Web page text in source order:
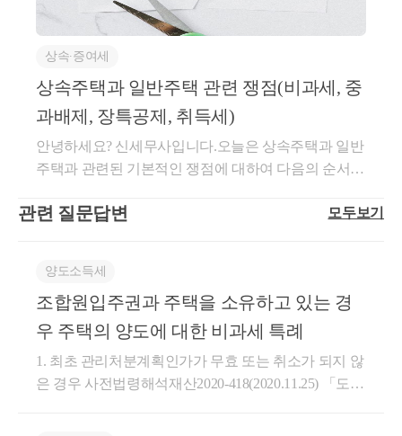
로 보게 되는 것입니다.
특히나 지금처럼 중과세가 확대되고 있는 상황에서
는
이 중과세 배제 또한 엄밀히 따져볼만한 규정입니다.
상속받은 주택을 보유하고 있는 경우,
요건에 잘 맞춘다면
기존 보유 주택도,
추후 상속 주택도,
상속세가 가산세와 함께추징될 수 있는 리스크가 있습
업을자녀에게 승계할 때는 많은 고민과 노력이 필요한
것 같습니다.그래도 어떤 특례 제도나 지원 사업 등이
다면시도해보는 것이 좋습니다.가장 큰 리스크는 무것
도 하지 않고,갑작스럽게 상속 등을 맞이하는 경우이
기 때문입니다.긴 글 읽어주셔서 감사합니다.상담이
필요하시면 아래로 연락주시면 됩니다.최혜경 세무사
때요긴하게 활용 될 수 있습니다.상속받은 주택 중과
유한 경우중과 배제 혜택이 있는지 살펴볼까요?155조
2항, 즉 선순위 상속주택에 대한단독상속권자 혹은 공
동상속 최대지분권자의 경우에해당하는 &lt;상속 주택
수에서 배제 됩니다.1세대 1주택 비과세가 된다는 것
과중과가 배제된다는 것은 다른데요.예컨데 상속주택
주택 -&gt; 일반주택 매도시일반주택이 조정지역에 위
내 양도한다면, 주택 수에서 제외시켜중과세가 아닌
속주택의 경우에도상속지분이 가장 큰 상속인의 소유
로 하여 주택 수를 계산하게 됩니다.주된 상속인 - 주택
수 포함소수지분권자 - 주택 수 미포함즉 소수지분권
자의 경우에도비과세가 불가능하다면,중과세가 아닌
년의 전매 제한 규정을 적용합니다.청약조정지역에서
청약을 받게 되면,재담청 제한이 7년,투기과열지구는
10년 이 적용됩니다.현재 모든 조정지역이 투기과열지
구 이기 때문에10년의 재담청 제한을 적용받게 됩니
다.재건축 재개발 정비사업조정지역 내 재건축 재개발
의 경우 주택 공급수를 1주택으로 제한합니다.1+1 입
주권 등에 이슈가 생기겠습니다.또한 투기과열지구 내
조합인가일 혹은 관처일 이후에 부터는조합원의 지위
재담청 제한도 5년간 규제가 적용됩니다.화성 동탄은
지역 내에주택을 매도하시거나 매수하실 계획이 있으
추천 드립니다.간단하게 궁금하신 사항 있으시면가볍
게 문자 보내주셔도 되시고,세무 상담이 필요하시다면
예약을 통해 진행하시면 됩니다.긴 글 읽어주셔서 감
사합니다.서가세무회계 최혜경세무사 드림.
택에 대한 비과세 혜택을 주는 제도입니다.이때 일반
주택은 상속 개시일 현재보유하고 있던 주택에 대해서
한정하는데요.요건을 살펴보도록 하겠습니다.상속개
시일 현재 일반주택을 소유하고 있을 것별도세대인 피
상속인으로부터 주택을 상속받을 것선순위 상속주택
에 해당할 것일반주택을 상속주택보다 먼저 양도할 것
양도일 현재 일반주택은 2년 이상 보유요건을 충족할
것1번 요건 및 4번 요건주택은 상속이 일어난 뒤에 산
택을 양도할 때만비과세 혜택이 가능합니다.① 일반
일반 주택을 먼저 양도하시는 순서여야 합니다.2번 요
이며,동일세대라면 상속을 받았다 하더라도 상속 전/
후 모두동일 세대 기준으로 양도세 비과세를 판단하기
때문에별도 세대가 상속받은 경우 해당 비과세가 가능
합니다.3번 요건선순위상속주택에 해당하여야 합니
취득하게 된다면,그리고 상속주택을 보유한 채 일반
주택을 취득하게 된다면세제적 혜택이 있을까요?이
부분에 대해 추가적으로 다뤄보도록 하겠습니다.상속
주택을 취득할 때 취득세 특례상속 주택을 취득할 때
무상취득으로서 '증여'와 비교할 수 있습니다.증여와
세율, 그리고 과세표준을 비교해보도록 하겠습니다.구
분과세표준세율상속시가표준액2.8% (농지 2.3%)증여
세표준을 무엇으로 삼을지부터 완전히 다른데요.지방
'개별 or 공동주택가격' 혹은 '개별공시지가' 를 의미합
준액은 10억입니다.단순히 계산해보도록 하겠습니다.
A 주택을상속받는 경우, 10억 X 3.16% (부가세 포함) =
약 31백만원증여받는 경우, 18억 X 4% (부가세 포함) =
약 72백만원세액이 2배 이상 차이가 납니다.하지만 여
상속∙증여세
상속주택과 일반주택 관련 쟁점(비과세, 중
과배제, 장특공제, 취득세)
안녕하세요? 신세무사입니다.오늘은 상속주택과 일반
주택과 관련된 기본적인 쟁점에 대하여 다음의 순서대
님)*상속인 : 상속을 받는 분 (ex:자녀)*상속주택 : 피상
장기보유특별공제(4) 정리2. 일반주택(1) 비과세(2) 세
율중과(3) 장기보유특별공제(4) 정리3. 상속주택 증여
시 취득세1. 상속주택(1) 비과세상속주택을 양도할 경
잘못된 정보를 알고 계신 분들이 많습니다. 이는 사실
과 다릅니다.상속받은 주택 한 채만 보유하고, 거주 및
관련 질문답변 모두보기
양도소득세
조합원입주권과 주택을 소유하고 있는 경
우 주택의 양도에 대한 비과세 특례
1. 최초 관리처분계획인가가 무효 또는 취소가 되지 않
은 경우 사전법령해석재산2020-418(2020.11.25) 「도시